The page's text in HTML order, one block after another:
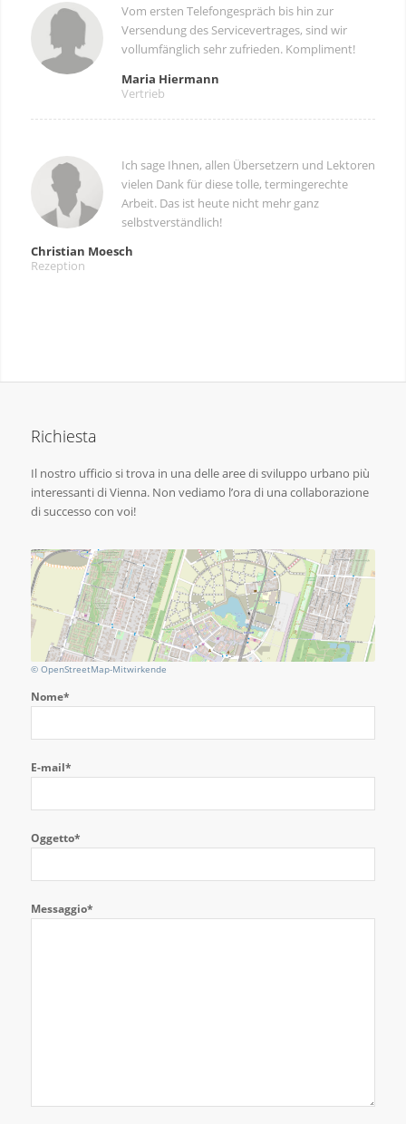
Vom ersten Telefongespräch bis hin zur
Versendung des Servicevertrages, sind wir
vollumfänglich sehr zufrieden. Kompliment!
Maria Hiermann
Vertrieb
Ich sage Ihnen, allen Übersetzern und Lektoren
vielen Dank für diese tolle, termingerechte
Arbeit. Das ist heute nicht mehr ganz
selbstverständlich!
Christian Moesch
Rezeption
Richiesta
Il nostro ufficio si trova in una delle aree di sviluppo urbano più
interessanti di Vienna. Non vediamo l’ora di una collaborazione
di successo con voi!
© OpenStreetMap-Mitwirkende
Nome*
E-mail*
Oggetto*
Messaggio*